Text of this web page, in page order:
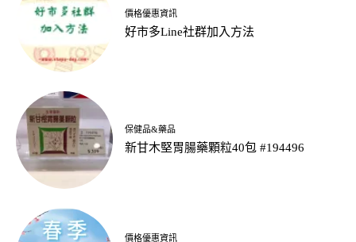
價格優惠資訊
好市多Line社群加入方法
保健品&藥品
新甘木堅胃腸藥顆粒40包 #194496
價格優惠資訊